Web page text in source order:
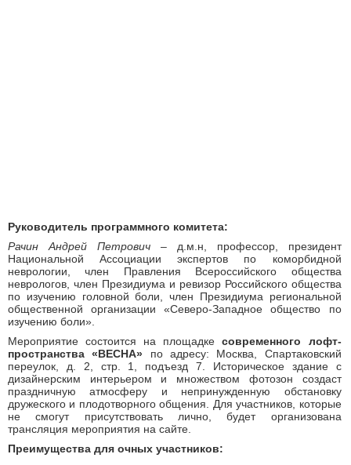
Руководитель программного комитета:
Рачин Андрей Петрович
– д.м.н, профессор, президент
Национальной Ассоциации экспертов по коморбидной
неврологии, член Правления Всероссийского общества
неврологов, член Президиума и ревизор Российского общества
по изучению головной боли, член Президиума региональной
общественной организации «Северо-Западное общество по
изучению боли».
Мероприятие состоится на площадкесовременного лофт-
пространства «ВЕСНА» по адресу: Москва, Спартаковский
переулок, д. 2, стр. 1, подъезд 7. Историческое здание с
дизайнерским интерьером и множеством фотозон создаст
праздничную атмосферу и непринужденную обстановку
дружеского и плодотворного общения. Для участников, которые
не смогут присутствовать лично, будет организована
трансляция мероприятия на сайте.
Преимущества для очных участников: